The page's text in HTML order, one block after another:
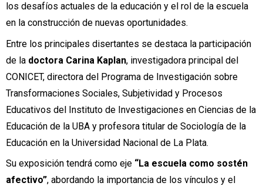
los desafíos actuales de la educación y el rol de la escuela
en la construcción de nuevas oportunidades.
Entre los principales disertantes se destaca la participación
de la doctora Carina Kaplan, investigadora principal del
CONICET, directora del Programa de Investigación sobre
Transformaciones Sociales, Subjetividad y Procesos
Educativos del Instituto de Investigaciones en Ciencias de la
Educación de la UBA y profesora titular de Sociología de la
Educación en la Universidad Nacional de La Plata.
Su exposición tendrá como eje “La escuela como sostén
afectivo”, abordando la importancia de los vínculos y el